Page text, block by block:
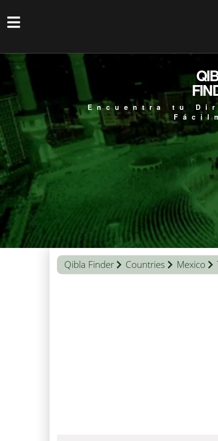
Encuentra tu
Qibla Finder Countries Mexico